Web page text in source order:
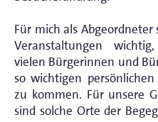
Für mich als Abgeordneter
Veranstaltungen
vielen Bürgerinnen und
so wichtigen persönlichen
zu kommen. Für unsere
sind solche Orte der